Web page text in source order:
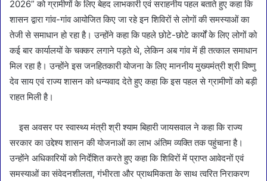
2026” को ग्रामीणों के लिए बेहद लाभकारी एवं सराहनीय पहल बताते हुए कहा कि
शासन द्वारा गांव-गांव आयोजित किए जा रहे इन शिविरों से लोगों की समस्याओं का
तेजी से समाधान हो रहा है। उन्होंने कहा कि पहले छोटे-छोटे कार्यों के लिए लोगों को
कई बार कार्यालयों के चक्कर लगाने पड़ते थे, लेकिन अब गांव में ही तत्काल समाधान
मिल रहा है। उन्होंने इस जनहितकारी योजना के लिए माननीय मुख्यमंत्री श्री विष्णु
देव साय एवं राज्य शासन को धन्यवाद देते हुए कहा कि इस पहल से ग्रामीणों को बड़ी
राहत मिली है।
इस अवसर पर स्वास्थ्य मंत्री श्री श्याम बिहारी जायसवाल ने कहा कि राज्य
सरकार का उद्देश्य शासन की योजनाओं का लाभ अंतिम व्यक्ति तक पहुंचाना है।
उन्होंने अधिकारियों को निर्देशित करते हुए कहा कि शिविरों में प्राप्त आवेदनों एवं
समस्याओं का संवेदनशीलता, गंभीरता और प्राथमिकता के साथ त्वरित निराकरण